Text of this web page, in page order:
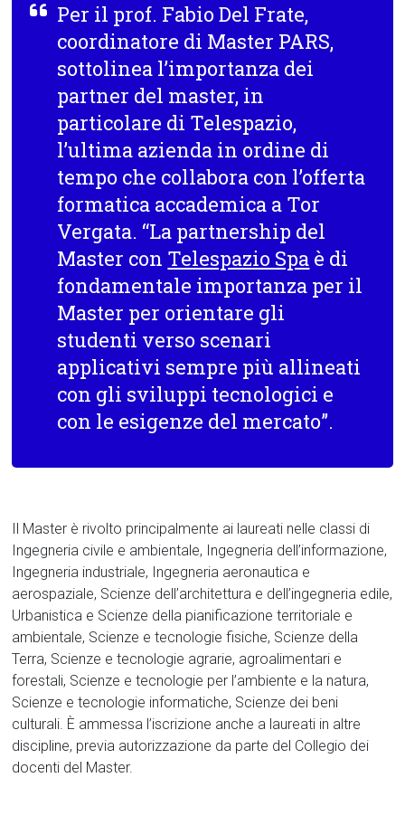
Per il prof. Fabio Del Frate,
coordinatore di Master PARS,
sottolinea l’importanza dei
partner del master, in
particolare di Telespazio,
l’ultima azienda in ordine di
tempo che collabora con l’offerta
formatica accademica a Tor
Vergata. “La partnership del
Master con Telespazio Spa è di
fondamentale importanza per il
Master per orientare gli
studenti verso scenari
applicativi sempre più allineati
con gli sviluppi tecnologici e
con le esigenze del mercato”.
Il Master è rivolto principalmente ai laureati nelle classi di
Ingegneria civile e ambientale, Ingegneria dell’informazione,
Ingegneria industriale, Ingegneria aeronautica e
aerospaziale, Scienze dell’architettura e dell’ingegneria edile,
Urbanistica e Scienze della pianificazione territoriale e
ambientale, Scienze e tecnologie fisiche, Scienze della
Terra, Scienze e tecnologie agrarie, agroalimentari e
forestali, Scienze e tecnologie per l’ambiente e la natura,
Scienze e tecnologie informatiche, Scienze dei beni
culturali. È ammessa l’iscrizione anche a laureati in altre
discipline, previa autorizzazione da parte del Collegio dei
docenti del Master.